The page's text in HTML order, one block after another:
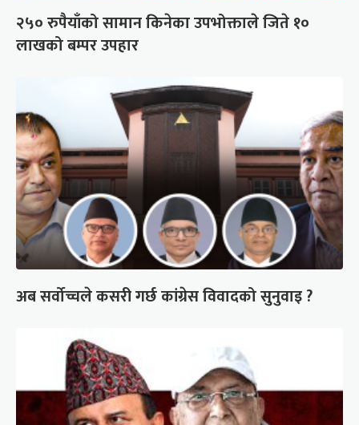
२५० रुपैयाँको सामान किनेका उपभोक्ताले जिते १०
लाखको बम्पर उपहार
अब सर्वोच्चले कसरी गर्छ कांग्रेस विवादको सुनुवाइ ?